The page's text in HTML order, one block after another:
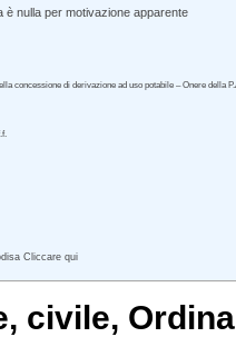
nulla per motivazione apparente
concessione di derivazione ad uso potabile – Onere
Cliccare qui
, civile,